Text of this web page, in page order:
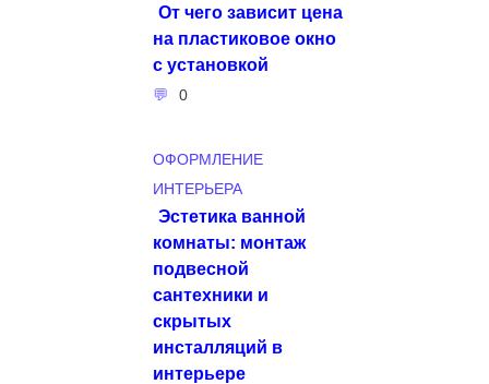
От чего зависит цена
на пластиковое окно
с установкой
0
ОФОРМЛЕНИЕ
ИНТЕРЬЕРА
Эстетика ванной
комнаты: монтаж
подвесной
сантехники и
скрытых
инсталляций в
интерьере